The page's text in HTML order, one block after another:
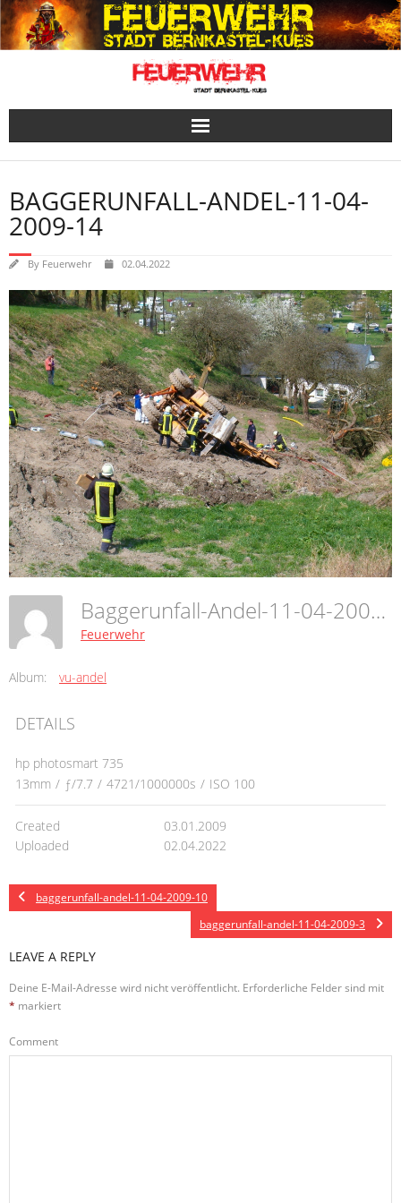
Skip
to
content
BAGGERUNFALL-ANDEL-11-04-
2009-14
By Feuerwehr 02.04.2022
Baggerunfall-Andel-11-04-2009-14
Feuerwehr
Album: vu-andel
DETAILS
hp photosmart 735
13mm / ƒ/7.7 / 4721/1000000s / ISO 100
Created
03.01.2009
Uploaded
02.04.2022
baggerunfall-andel-11-04-2009-10
baggerunfall-andel-11-04-2009-3
LEAVE A REPLY
Deine E-Mail-Adresse wird nicht veröffentlicht. Erforderliche Felder sind mit
* markiert
Comment